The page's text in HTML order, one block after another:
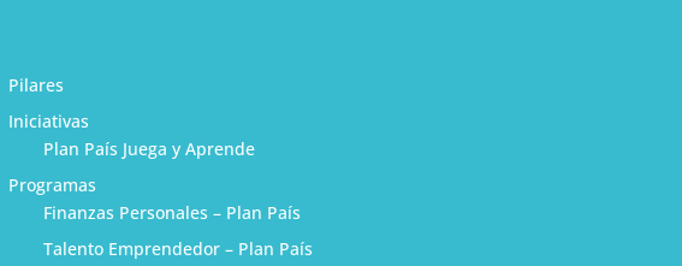
Pilares
Iniciativas
Plan País Juega y Aprende
Programas
Finanzas Personales – Plan País
Talento Emprendedor – Plan País